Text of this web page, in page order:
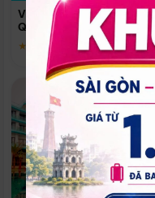
Vinpearl Resort & Spa Phu
Quoc
★ 5.0